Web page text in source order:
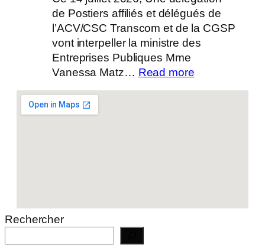
de Postiers affiliés et délégués de
l’ACV/CSC Transcom et de la CGSP
vont interpeller la ministre des
Entreprises Publiques Mme
Vanessa Matz… Read more:
Rechercher